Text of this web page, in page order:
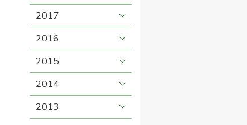
2017
2016
2015
2014
2013